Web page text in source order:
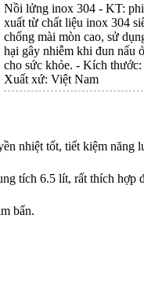
Nồi lửng inox 304 - KT:
xuất từ chất liệu inox 304
chống mài mòn cao, sử
hại gây nhiễm khi đun nấu
cho sức khỏe. - Kích
Xuất xứ: Việt Nam
nhiệt tốt, tiết kiệm năng
tích 6.5 lít, rất thích hợp
bẩn.